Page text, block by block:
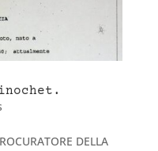
DELLA